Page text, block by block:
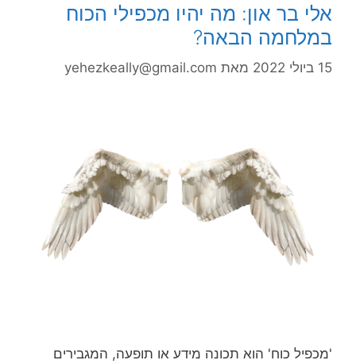
אלי בר און: מה יהיו מכפילי הכוח
במלחמה הבאה?
15 ביולי 2022 מאת yehezkeally@gmail.com
'מכפיל כוח' הוא תכונה מידע או תופעה, המגבירים